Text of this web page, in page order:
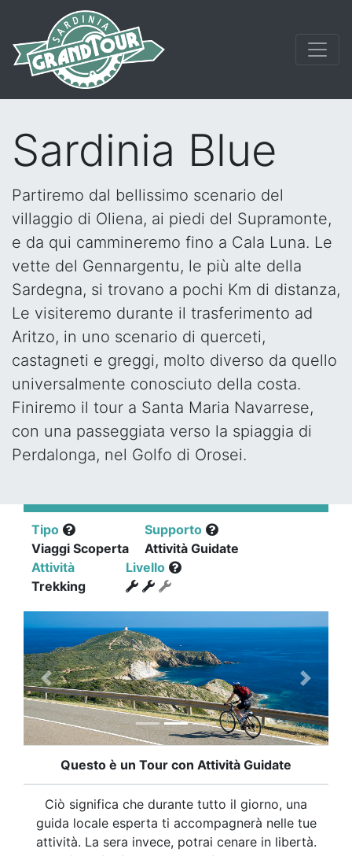
Sardinia Blue
Partiremo dal bellissimo scenario del
villaggio di Oliena, ai piedi del Supramonte,
e da qui cammineremo fino a Cala Luna. Le
vette del Gennargentu, le più alte della
Sardegna, si trovano a pochi Km di distanza,
Le visiteremo durante il trasferimento ad
Aritzo, in uno scenario di querceti,
castagneti e greggi, molto diverso da quello
universalmente conosciuto della costa.
Finiremo il tour a Santa Maria Navarrese,
con una passeggiata verso la spiaggia di
Perdalonga, nel Golfo di Orosei.
Tipo
Viaggi Scoperta
Supporto
Attività Guidate
Attività
Trekking
Livello
Questo è un Tour con Attività Guidate
Ciò significa che durante tutto il giorno, una
guida locale esperta ti accompagnerà nelle tue
attività. La sera invece, potrai cenare in libertà.